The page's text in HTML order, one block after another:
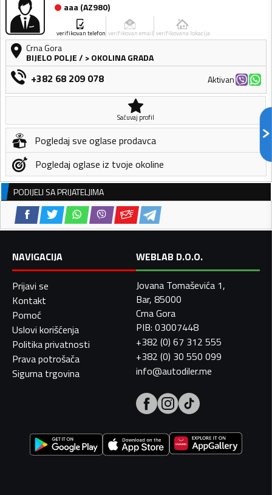
aaa(AZ980)
verifikovan telefon verifikovan email verifikovana lokacija
Crna Gora
BIJELO POLJE/ > OKOLINA GRADA
+382 68 209 078 Aktivan
Sačuvaj profil
Pogledaj sve oglase prodavca
Pogledaj oglase iz tvoje okoline
PODIJELI SA PRIJATELJIMA
NAVIGACIJA
Prijavi se
Kontakt
Pomoć
Uslovi korišćenja
Politika privatnosti
Prava potrošača
Sigurna trgovina
WEBLAB D.O.O.
Jovana Tomaševića 1,
Bar, 85000
Crna Gora
PIB: 03007448
+382 (0) 67 312 555
+382 (0) 30 550 099
info@autodiler.me